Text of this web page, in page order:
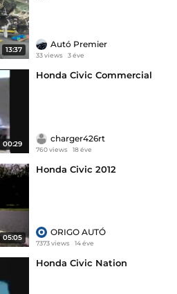
13:37
Autó Premier
33 views 3 éve
00:29
Honda Civic Commercial
charger426rt
760 views 18 éve
05:05
Honda Civic 2012
ORIGO AUTÓ
7373 views 14 éve
Honda Civic Nation